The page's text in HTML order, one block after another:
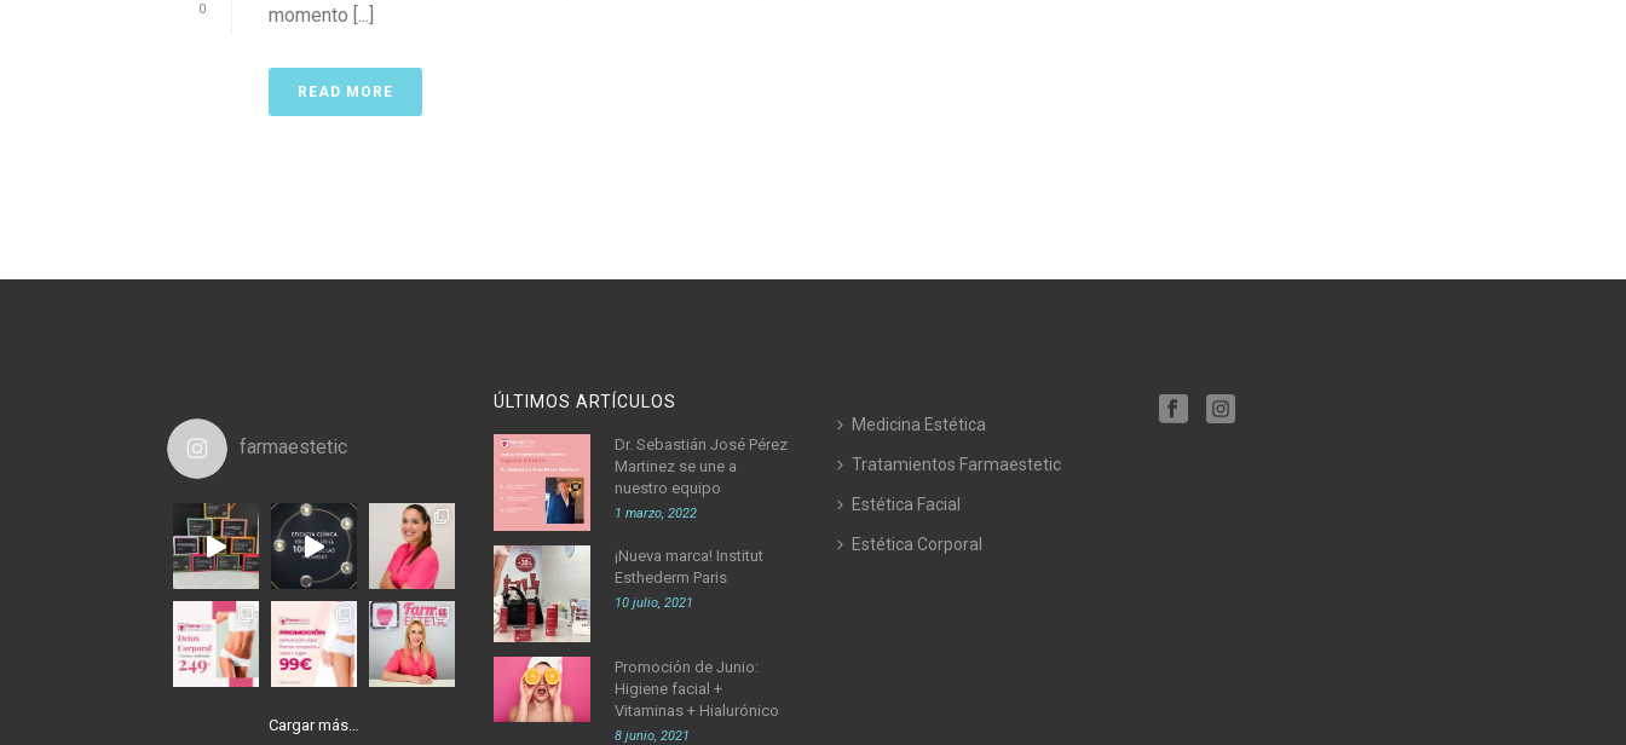
0
momento [...]
READ MORE
farmaestetic
Cargar más…
ÚLTIMOS ARTÍCULOS
Dr. Sebastián José Pérez
Martinez se une a
nuestro equipo
1 marzo, 2022
¡Nueva marca! Institut
Esthederm Paris
10 julio, 2021
Promoción de Junio:
Higiene facial +
Vitaminas + Hialurónico
8 junio, 2021
Medicina Estética
Tratamientos Farmaestetic
Estética Facial
Estética Corporal